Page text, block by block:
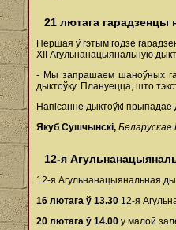
21 лютага гарадзенцы
Першая ў гэтым годзе
ХІІ Агульнанацыянальную
- Мы запрашаем шаноўных
дыктоўку. Плануецца, што
Напісанне дыктоўкі
Якуб Сушчынскі,
12-я
12-я Агульнанацыянальная
16 лютага ў 13.30 12-я
20 лютага ў 14.00 у малой